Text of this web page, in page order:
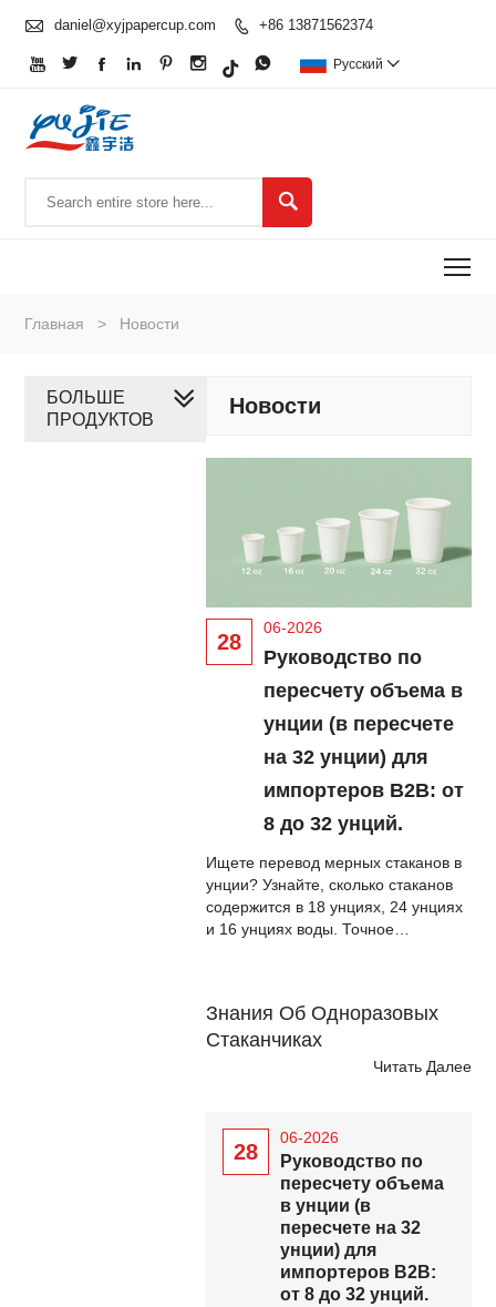
 daniel@xyjpapercup.com  +86 13871562374
       Pусский 

Главная > Hовости
Hовости
28
06-2026
Руководство по
пересчету объема в
унции (в пересчете
на 32 унции) для
импортеров B2B: от
8 до 32 унций.
Ищете перевод мерных стаканов в
унции? Узнайте, сколько стаканов
содержится в 18 унциях, 24 унциях
и 16 унциях воды. Точное
Знания Об Одноразовых
Стаканчиках
Читать Далее
28
06-2026
Руководство по
пересчету объема
в унции (в
пересчете на 32
унции) для
импортеров B2B:
от 8 до 32 унций.
БОЛЬШЕ
ПРОДУКТОВ